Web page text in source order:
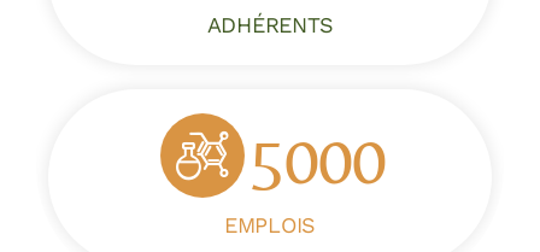
ADHÉRENTS
5000
EMPLOIS